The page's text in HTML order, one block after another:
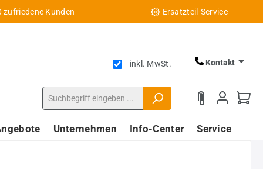
zufriedene Kunden Ersatzteil-Service
inkl. MwSt. Kontakt
Unternehmen Info-Center Service